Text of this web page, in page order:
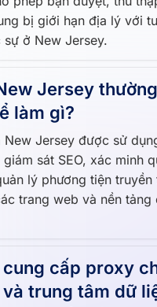
qua các địa chỉ IP có trụ
phép bạn duyệt, thu
bị giới hạn địa lý với
Jersey thường
làm gì?
New Jersey được sử
sát SEO, xác minh
lý phương tiện truyền
trang web và nền tảng
cung cấp proxy